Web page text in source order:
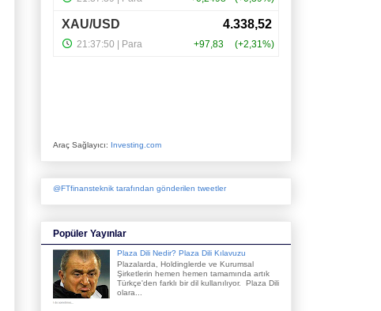
Araç Sağlayıcı: Investing.com
@FTfinansteknik tarafından gönderilen tweetler
Popüler Yayınlar
Plaza Dili Nedir? Plaza Dili Kılavuzu
Plazalarda, Holdinglerde ve Kurumsal
Şirketlerin hemen hemen tamamında artık
Türkçe'den farklı bir dil kullanılıyor. Plaza Dili
olara...